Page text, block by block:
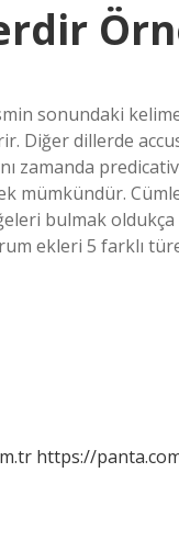
sonundaki
dillerde
zamanda
mümkündür.
bulmak oldukça
ekleri 5 farklı
https://